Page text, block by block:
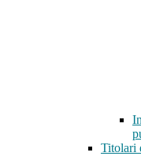
Titolari